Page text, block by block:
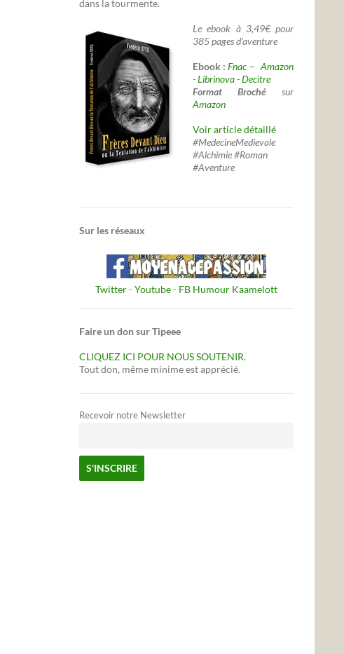
dans la tourmente.
Le ebook à 3,49€ pour
385 pages d'aventure
Ebook :Fnac – Amazon
-Librinova-Decitre
Format Broché sur
Amazon
Voir article détaillé
#MedecineMedievale
#Alchimie #Roman
#Aventure
Sur les réseaux
Twitter- Youtube- FB Humour Kaamelott
Faire un don sur Tipeee
CLIQUEZ ICI POUR NOUS SOUTENIR.
Tout don, même minime est apprécié.
Recevoir notre Newsletter